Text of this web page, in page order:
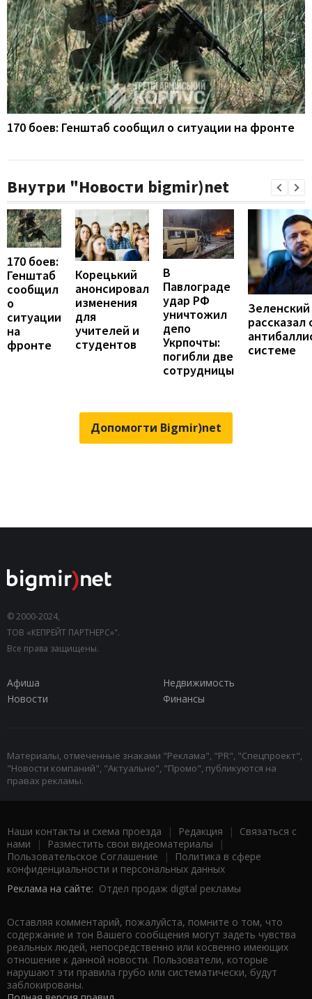
170 боев: Генштаб сообщил о ситуации на фронте
Внутри "Новости bigmir)net
170 боев:
Генштаб
сообщил
о
ситуации
на
фронте
Корецький
анонсировал
изменения
для
учителей и
студентов
В
Павлограде
удар РФ
уничтожил
депо
Укрпочты:
погибли две
сотрудницы
Зеленский
рассказал
системе
Допомогти Bigmir)net
© 2000-2024,
ТОВ «КЕПРЕЙТ ПАРТНЕРС»".
Все права защищены.
Афиша
Недвижимость
Новости
Финансы
Материалы, отмеченные знаками "Реклама", "PR", "Спецпроект",
"Новости компаний", "Актуально", "Промо", публикуются на
правах рекламы.
Наши контакты и схема проезда | Редакция | Связаться с
нами | Разместить свои видеоматериалы |
Пользовательское Соглашение |
Политика в сфере
конфиденциальности и персональных данных
Реклама на сайте: Отдел продаж digital рекламы
Оставляя комментарий, пожалуйста, помните о том, что
содержание и тон Вашего сообщения могут задеть чувства
реальных людей, непосредственно или косвенно имеющих
отношение к данной новости. Пользователи, которые
нарушают эти правила грубо или систематически, будут
заблокированы.